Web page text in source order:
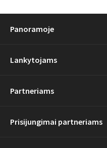
Panoramoje
Lankytojams
Partneriams
Prisijungimai partneriams